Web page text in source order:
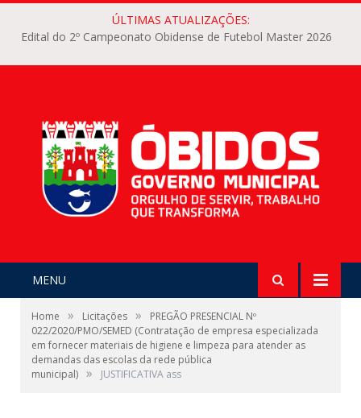
ÚLTIMAS ATUALIZAÇÕES:
Edital do 2º Campeonato Obidense de Futebol Master 2026
MENU
Home » Licitações »
PREGÃO PRESENCIAL Nº
022/2020/PMO/SEMED (Contratação de empresa especializada
em fornecer materiais de higiene e limpeza para atender as
demandas das escolas da rede pública
municipal) » JUSTIFICATIVA ass